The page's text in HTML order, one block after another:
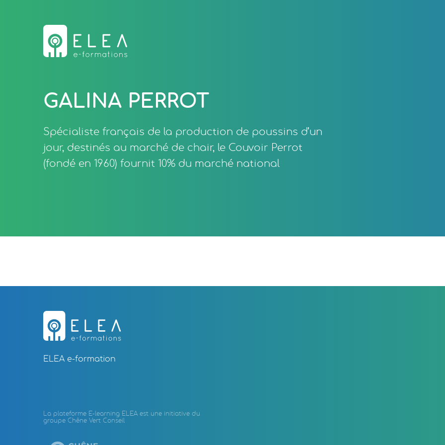
GALINA PERROT
Spécialiste français de la production de poussins d’un
jour, destinés au marché de chair, le Couvoir Perrot
(fondé en 1960) fournit 10% du marché national
ELEA e-formation
La plateforme E-learning ELEA est une initiative du
groupe Chêne Vert Conseil